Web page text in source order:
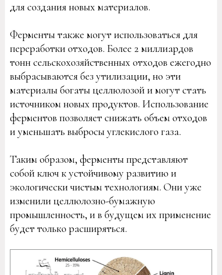
для создания новых материалов.
Ферменты также могут использоваться для
переработки отходов. Более 2 миллиардов
тонн сельскохозяйственных отходов ежегодно
выбрасываются без утилизации, но эти
материалы богаты целлюлозой и могут стать
источником новых продуктов. Использование
ферментов позволяет снижать объем отходов
и уменьшать выбросы углекислого газа.
Таким образом, ферменты представляют
собой ключ к устойчивому развитию и
экологически чистым технологиям. Они уже
изменили целлюлозно-бумажную
промышленность, и в будущем их применение
будет только расширяться.